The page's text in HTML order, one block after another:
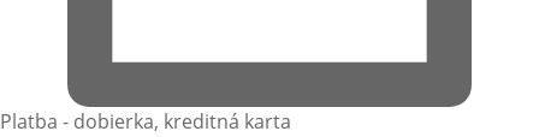
Platba - dobierka, kreditná karta